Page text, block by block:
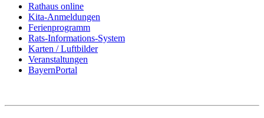
Rathaus online
Kita-Anmeldungen
Ferienprogramm
Rats-Informations-System
Karten / Luftbilder
Veranstaltungen
BayernPortal